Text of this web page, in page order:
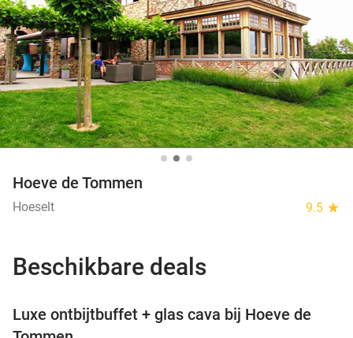
Hoeve de Tommen
Hoeselt 9.5 star
Beschikbare deals
Luxe ontbijtbuffet + glas cava bij Hoeve de